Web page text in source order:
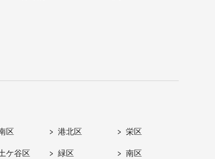
区 港北区 栄区
ケ谷区 緑区 南区